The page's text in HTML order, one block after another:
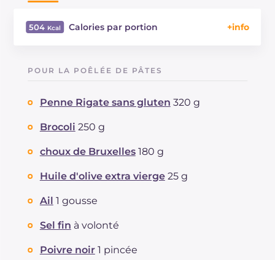
504 Calories par portion
Graisses g
dont acides gras saturés
Sodium
POUR LA POÊLÉE DE PÂTES
Penne Rigate sans gluten 320 g
Brocoli 250 g
choux de Bruxelles 180 g
Huile d'olive extra vierge 25 g
Ail 1 gousse
Sel fin à volonté
Poivre noir 1 pincée